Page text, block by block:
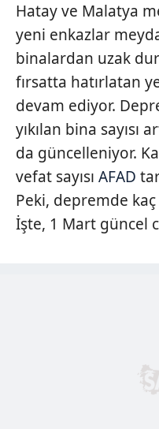
Hatay ve Malatya
yeni enkazlar
binalardan uzak
fırsatta hatırlatan
devam ediyor.
yıkılan bina sayısı
da güncelleniyor.
vefat sayısı AFAD
Peki, depremde kaç
İşte, 1 Mart güncel